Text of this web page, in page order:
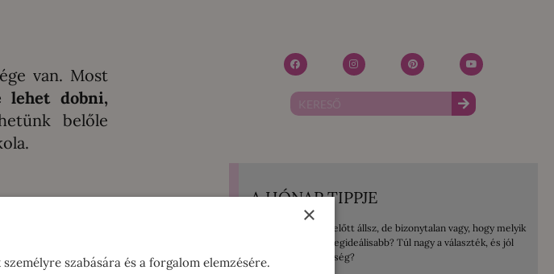
van. Most
lehet dobni,
belőle
A HÓNAP TIPPJE
Mosógép vásárlás előtt állsz, de bizonytalan vagy, hogy melyik
lenne számodra a legideálisabb? Túl nagy a választék, és jól
jönne egy kis segítség?
×
szabására és a forgalom elemzésére.